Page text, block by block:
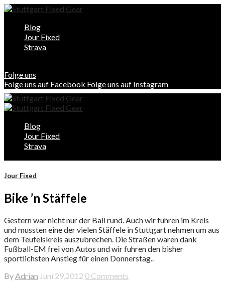
Blog
Jour Fixed
Strava
Folge uns
Folge uns auf Facebook Folge uns auf Instagram
Blog
Jour Fixed
Strava
Jour Fixed
Bike ’n Stäffele
Gestern war nicht nur der Ball rund. Auch wir fuhren im Kreis
und mussten eine der vielen Stäffele in Stuttgart nehmen um aus
dem Teufelskreis auszubrechen. Die Straßen waren dank
Fußball-EM frei von Autos und wir fuhren den bisher
sportlichsten Anstieg für einen Donnerstag..
ByAdrian Juni 29,2012 0 Comments